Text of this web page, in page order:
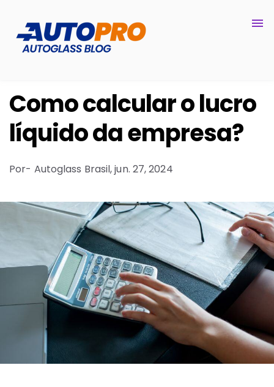
Como calcular o lucro
líquido da empresa?
Por- Autoglass Brasil,jun. 27, 2024